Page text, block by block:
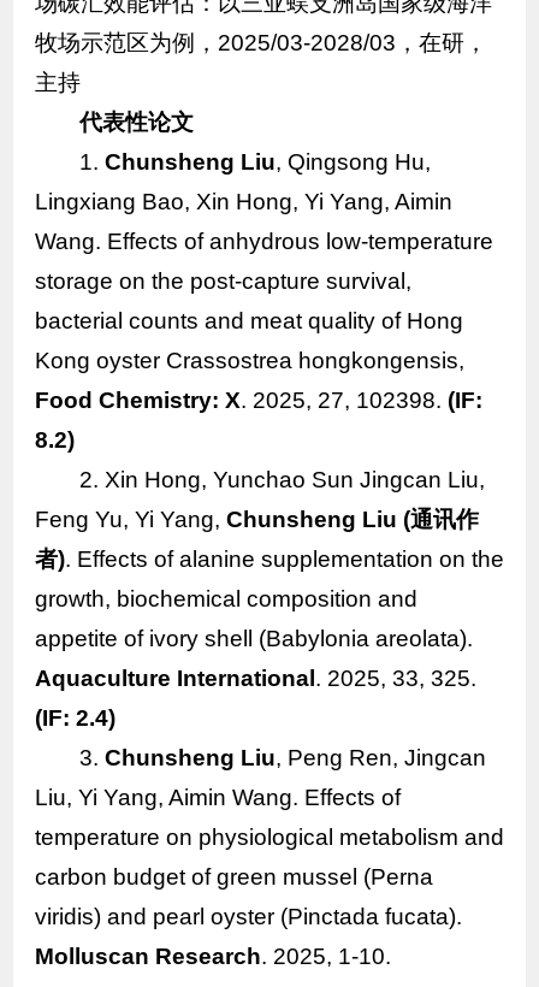
牧场示范区为例，2025/03-2028/03，在研，
主持
代表性论文
1. Chunsheng Liu, Qingsong Hu,
Lingxiang Bao, Xin Hong, Yi Yang, Aimin
Wang. Effects of anhydrous low-temperature
storage on the post-capture survival,
bacterial counts and meat quality of Hong
Kong oyster Crassostrea hongkongensis,
Food Chemistry: X. 2025, 27, 102398. (IF:
8.2)
2. Xin Hong, Yunchao Sun Jingcan Liu,
Feng Yu, Yi Yang, Chunsheng Liu (通讯作
者). Effects of alanine supplementation on the
growth, biochemical composition and
appetite of ivory shell (Babylonia areolata).
Aquaculture International . 2025, 33, 325.
(IF: 2.4)
3. Chunsheng Liu, Peng Ren, Jingcan
Liu, Yi Yang, Aimin Wang. Effects of
temperature on physiological metabolism and
carbon budget of green mussel (Perna
viridis) and pearl oyster (Pinctada fucata).
Molluscan Research. 2025, 1-10.